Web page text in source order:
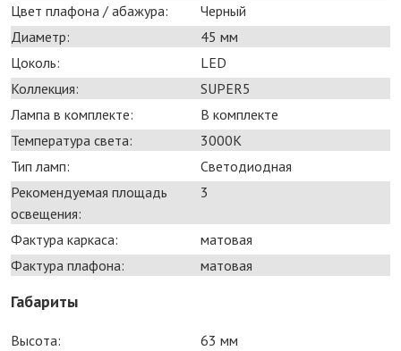
Цвет плафона / абажура:
Черный
Диаметр:
45 мм
Цоколь:
LED
Коллекция:
SUPER5
Лампа в комплекте:
В комплекте
Температура света:
3000K
Тип ламп:
Светодиодная
Рекомендуемая площадь
освещения:
3
Фактура каркаса:
матовая
Фактура плафона:
матовая
Габариты
Высота: 63 мм